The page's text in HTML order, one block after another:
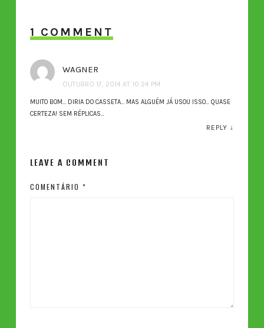
1 COMMENT
WAGNER
OUTUBRO 17, 2014 AT 10:24 PM
MUITO BOM… DIRIA DO CASSETA… MAS ALGUÉM JÁ USOU ISSO… QUASE
CERTEZA! SEM RÉPLICAS…
REPLY ↓
LEAVE A COMMENT
COMENTÁRIO *